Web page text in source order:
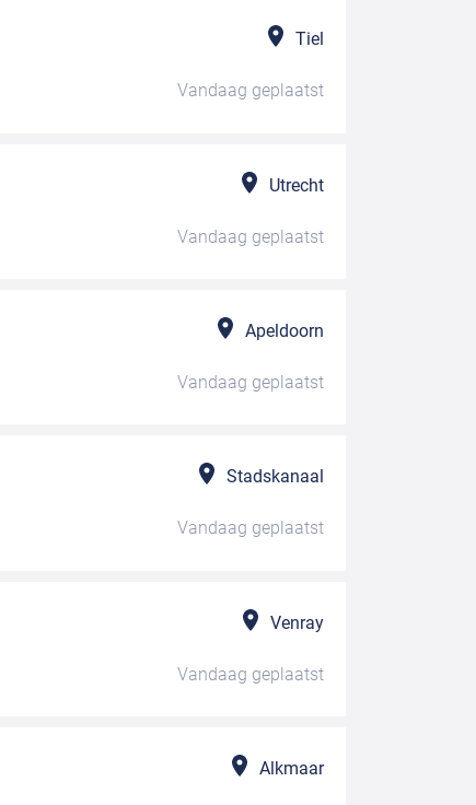
Tiel
Vandaag geplaatst
Utrecht
Vandaag geplaatst
Apeldoorn
Vandaag geplaatst
Stadskanaal
Vandaag geplaatst
Venray
Vandaag geplaatst
Alkmaar